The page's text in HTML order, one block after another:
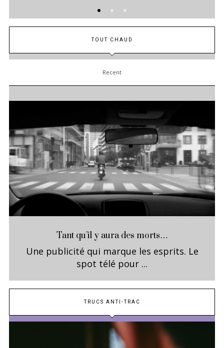
TOUT CHAUD
Recent
Tant qu’il y aura des morts…
Une publicité qui marque les esprits. Le
spot télé pour ...
TRUCS ANTI-TRAC